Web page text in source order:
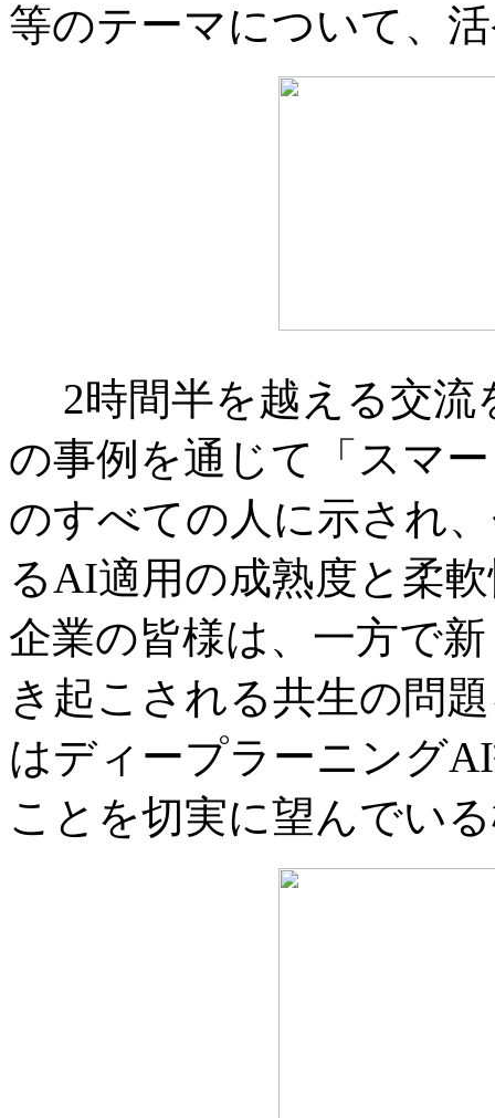
等のテーマについて、
2時間半を越える交
の事例を通じて「スマ
のすべての人に示され
るAI適用の成熟度と柔
企業の皆様は、一方で
き起こされる共生の問
はディープラーニング
ことを切実に望んでい